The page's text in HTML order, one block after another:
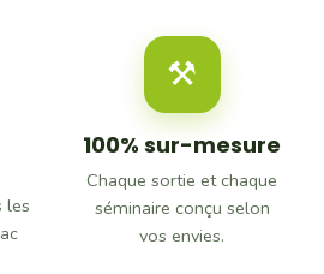
les
⚒
100% sur-mesure
Chaque sortie et chaque
séminaire conçu selon
vos envies.